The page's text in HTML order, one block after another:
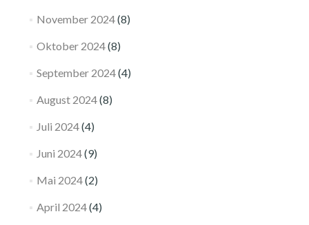
November 2024(8)
Oktober 2024(8)
September 2024(4)
August 2024(8)
Juli 2024(4)
Juni 2024(9)
Mai 2024(2)
April 2024(4)